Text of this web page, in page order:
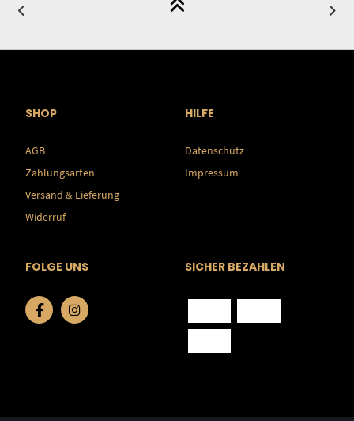
SHOP
AGB
Zahlungsarten
Versand & Lieferung
Widerruf
HILFE
Datenschutz
Impressum
FOLGE UNS SICHER BEZAHLEN